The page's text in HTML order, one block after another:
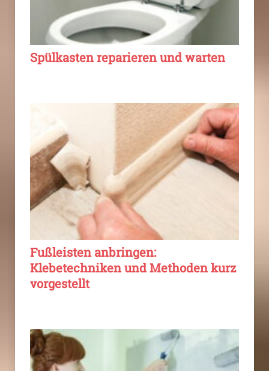
Spülkasten reparieren und warten
Fußleisten anbringen:
Klebetechniken und Methoden kurz
vorgestellt